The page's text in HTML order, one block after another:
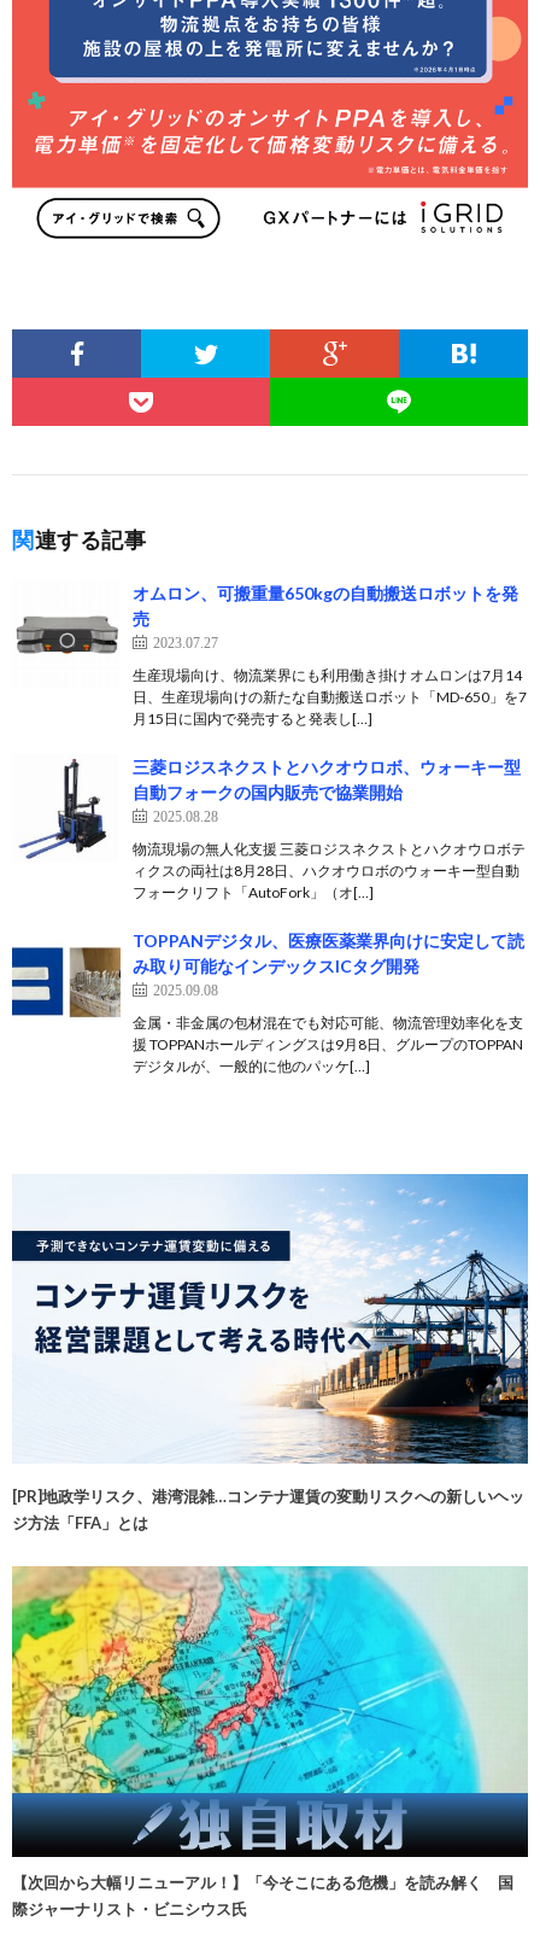
関連する記事
オムロン、可搬重量650kgの自動搬送ロボットを発
売
2023.07.27
生産現場向け、物流業界にも利用働き掛け オムロンは7月14
日、生産現場向けの新たな自動搬送ロボット「MD-650」を7
月15日に国内で発売すると発表し[…]
三菱ロジスネクストとハクオウロボ、ウォーキー型
自動フォークの国内販売で協業開始
2025.08.28
物流現場の無人化支援 三菱ロジスネクストとハクオウロボテ
ィクスの両社は8月28日、ハクオウロボのウォーキー型自動
フォークリフト「AutoFork」（オ[…]
TOPPANデジタル、医療医薬業界向けに安定して読
み取り可能なインデックスICタグ開発
2025.09.08
金属・非金属の包材混在でも対応可能、物流管理効率化を支
援 TOPPANホールディングスは9月8日、グループのTOPPAN
デジタルが、一般的に他のパッケ[…]
[PR]地政学リスク、港湾混雑…コンテナ運賃の変動リスクへの新しいヘッ
ジ方法「FFA」とは
【次回から大幅リニューアル！】「今そこにある危機」を読み解く 国
際ジャーナリスト・ビニシウス氏